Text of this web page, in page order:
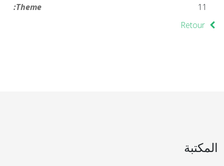
Theme:
11
Retour
المكتبة